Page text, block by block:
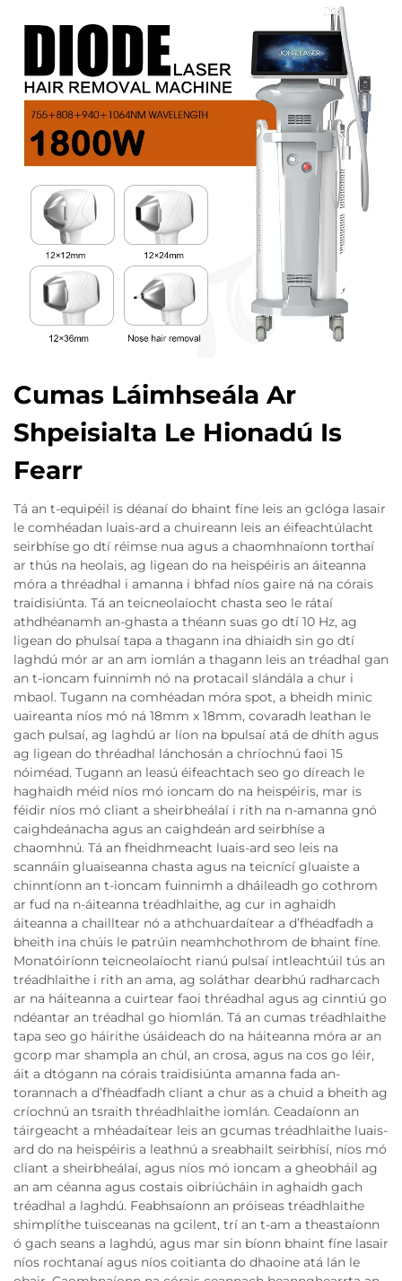
Cumas Láimhseála Ar
Shpeisialta Le Hionadú Is
Fearr
Tá an t-equipéil is déanaí do bhaint fíne leis an gclóga lasair
le comhéadan luais-ard a chuireann leis an éifeachtúlacht
seirbhíse go dtí réimse nua agus a chaomhnaíonn torthaí
ar thús na heolais, ag ligean do na heispéiris an áiteanna
móra a thréadhal i amanna i bhfad níos gaire ná na córais
traidisiúnta. Tá an teicneolaíocht chasta seo le rátaí
athdhéanamh an-ghasta a théann suas go dtí 10 Hz, ag
ligean do phulsaí tapa a thagann ina dhiaidh sin go dtí
laghdú mór ar an am iomlán a thagann leis an tréadhal gan
an t-ioncam fuinnimh nó na protacail slándála a chur i
mbaol. Tugann na comhéadan móra spot, a bheidh minic
uaireanta níos mó ná 18mm x 18mm, covaradh leathan le
gach pulsaí, ag laghdú ar líon na bpulsaí atá de dhíth agus
ag ligean do thréadhal lánchosán a chríochnú faoi 15
nóiméad. Tugann an leasú éifeachtach seo go díreach le
haghaidh méid níos mó ioncam do na heispéiris, mar is
féidir níos mó cliant a sheirbheálaí i rith na n-amanna gnó
caighdeánacha agus an caighdeán ard seirbhíse a
chaomhnú. Tá an fheidhmeacht luais-ard seo leis na
scannáin gluaiseanna chasta agus na teicnící gluaiste a
chinntíonn an t-ioncam fuinnimh a dháileadh go cothrom
ar fud na n-áiteanna tréadhlaithe, ag cur in aghaidh
áiteanna a chailltear nó a athchuardaítear a d’fhéadfadh a
bheith ina chúis le patrúin neamhchothrom de bhaint fíne.
Monatóiríonn teicneolaíocht rianú pulsaí intleachtúil tús an
tréadhlaithe i rith an ama, ag soláthar dearbhú radharcach
ar na háiteanna a cuirtear faoi thréadhal agus ag cinntiú go
ndéantar an tréadhal go hiomlán. Tá an cumas tréadhlaithe
tapa seo go háirithe úsáideach do na háiteanna móra ar an
gcorp mar shampla an chúl, an crosa, agus na cos go léir,
áit a dtógann na córais traidisiúnta amanna fada an-
torannach a d’fhéadfadh cliant a chur as a chuid a bheith ag
críochnú an tsraith thréadhlaithe iomlán. Ceadaíonn an
táirgeacht a mhéadaítear leis an gcumas tréadhlaithe luais-
ard do na heispéiris a leathnú a sreabhailt seirbhísí, níos mó
cliant a sheirbheálaí, agus níos mó ioncam a gheobháil ag
an am céanna agus costais oibriúcháin in aghaidh gach
tréadhal a laghdú. Feabhsaíonn an próiseas tréadhlaithe
shimplíthe tuisceanas na gcilent, trí an t-am a theastaíonn
ó gach seans a laghdú, agus mar sin bíonn bhaint fíne lasair
níos rochtanaí agus níos coitianta do dhaoine atá lán le